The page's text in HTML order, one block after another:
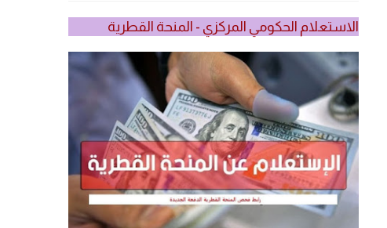
الاستعلام الحكومي المركزي - المنحة القطرية